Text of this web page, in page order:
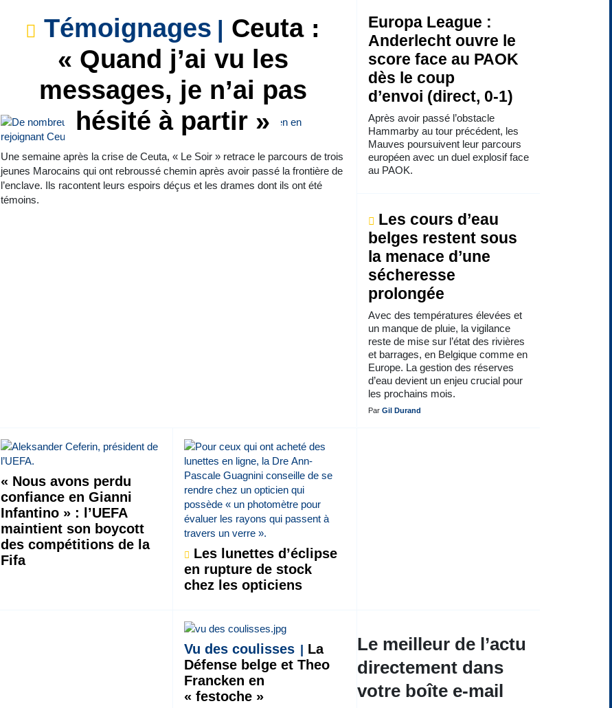
Témoignages
Ceuta :
« Quand j’ai vu les
messages, je n’ai pas
hésité à partir »
Une semaine après la crise de Ceuta, « Le Soir » retrace le parcours de trois
jeunes Marocains qui ont rebroussé chemin après avoir passé la frontière de
l’enclave. Ils racontent leurs espoirs déçus et les drames dont ils ont été
témoins.
Europa League :
Anderlecht ouvre le
score face au PAOK
dès le coup
d’envoi (direct, 0-1)
Après avoir passé l’obstacle
Hammarby au tour précédent, les
Mauves poursuivent leur parcours
européen avec un duel explosif face
au PAOK.
Les cours d’eau
belges restent sous
la menace d’une
sécheresse
prolongée
Avec des températures élevées et
un manque de pluie, la vigilance
reste de mise sur l’état des rivières
et barrages, en Belgique comme en
Europe. La gestion des réserves
d’eau devient un enjeu crucial pour
les prochains mois.
Par Gil Durand
« Nous avons perdu
confiance en Gianni
Infantino » : l’UEFA
maintient son boycott
des compétitions de la
Fifa
Les lunettes d’éclipse
en rupture de stock
chez les opticiens
Vu des coulisses
La
Défense belge et Theo
Francken en
« festoche »
Le meilleur de l’actu
directement dans
votre boîte e-mail